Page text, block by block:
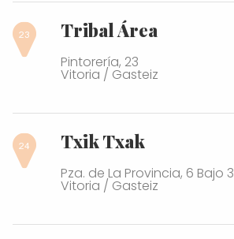
Tribal Área
Pintorería, 23
Vitoria / Gasteiz
Txik Txak
Pza. de La Provincia, 6 Bajo 3
Vitoria / Gasteiz